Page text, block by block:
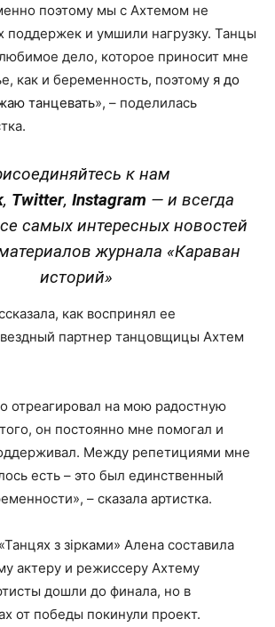
поэтому мы с Ахтемом не
поддержек и умшили нагрузку. Танцы
дело, которое приносит мне
как и беременность, поэтому я до
танцевать», – поделилась
к нам
, Twitter, Instagram — и всегда
самых интересных новостей
журнала «Караван
историй»
как воспринял ее
партнер танцовщицы Ахтем
отреагировал на мою радостную
он постоянно мне помогал и
Между репетициями мне
есть – это был единственный
– сказала артистка.
з зірками» Алена составила
актеру и режиссеру Ахтему
дошли до финала, но в
от победы покинули проект.